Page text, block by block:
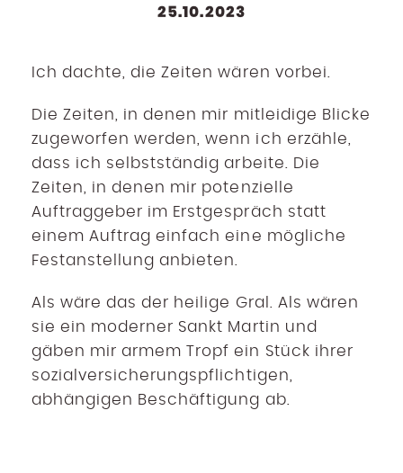
25.10.2023
Ich dachte, die Zeiten wären vorbei.
Die Zeiten, in denen mir mitleidige Blicke
zugeworfen werden, wenn ich erzähle,
dass ich selbstständig arbeite. Die
Zeiten, in denen mir potenzielle
Auftraggeber im Erstgespräch statt
einem Auftrag einfach eine mögliche
Festanstellung anbieten.
Als wäre das der heilige Gral. Als wären
sie ein moderner Sankt Martin und
gäben mir armem Tropf ein Stück ihrer
sozialversicherungspflichtigen,
abhängigen Beschäftigung ab.